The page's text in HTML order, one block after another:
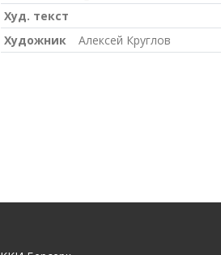
Худ. текст
Художник
Алексей Круглов